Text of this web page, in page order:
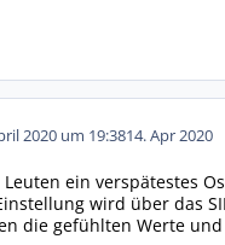
2020 um 19:3814. Apr 2020
Leuten ein verspätestes
wird über das
die gefühlten Werte